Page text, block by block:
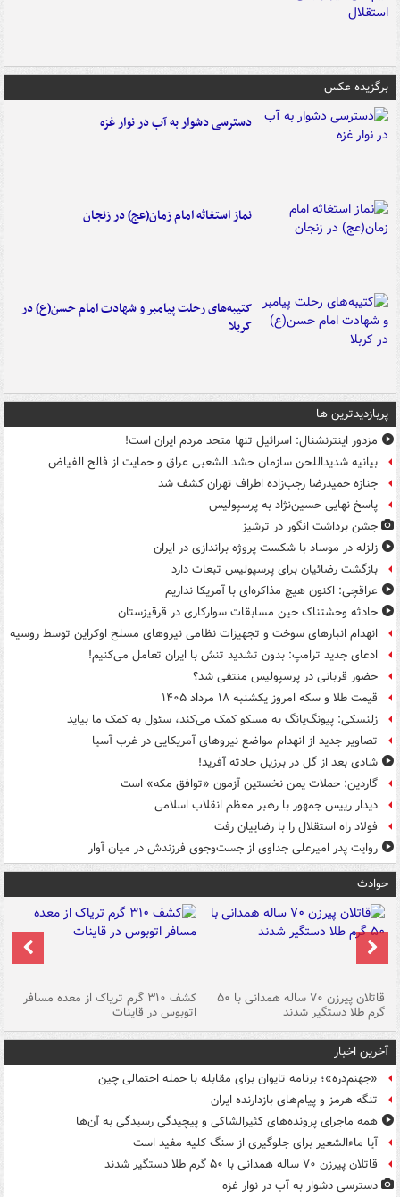
برگزیده عکس
دسترسی دشوار به آب در نوار غزه
نماز استغاثه امام زمان(عج) در زنجان
کتیبه‌های رحلت پیامبر و شهادت امام حسن(ع) در
کربلا
پربازدیدترین ها
مزدور اینترنشنال: اسرائیل تنها متحد مردم ایران است!
بیانیه شدیداللحن سازمان حشد الشعبی عراق و حمایت از فالح الفیاض
جنازه حمیدرضا رجب‌زاده اطراف تهران کشف شد
پاسخ نهایی حسین‌نژاد به پرسپولیس
جشن برداشت انگور در ترشیز
زلزله در موساد با شکست پروژه براندازی در ایران
بازگشت رضائیان برای پرسپولیس تبعات دارد
عراقچی: اکنون هیچ مذاکره‌ای با آمریکا نداریم
حادثه وحشتناک حین مسابقات سوارکاری در قرقیزستان
انهدام انبارهای سوخت و تجهیزات نظامی نیروهای مسلح اوکراین توسط روسیه
ادعای جدید ترامپ: بدون تشدید تنش با ایران تعامل می‌کنیم!
حضور قربانی در پرسپولیس منتفی شد؟
قیمت طلا و سکه امروز یکشنبه ۱۸ مرداد ۱۴۰۵
زلنسکی: پیونگ‌یانگ به مسکو کمک می‌کند، سئول به کمک ما بیاید
تصاویر جدید از انهدام مواضع نیروهای آمریکایی در غرب آسیا
شادی بعد از گل در برزیل حادثه آفرید!
گاردین: حملات یمن نخستین آزمون «توافق مکه» است
دیدار رییس جمهور با رهبر معظم انقلاب اسلامی
فولاد راه استقلال را با رضاییان رفت
روایت پدر امیرعلی جداوی از جست‌وجوی فرزندش در میان آوار
حوادث
قاتلان پیرزن ۷۰ ساله همدانی با ۵۰
گرم طلا دستگیر شدند
کشف ۳۱۰ گرم تریاک از معده مسافر
اتوبوس در قاینات
آخرین اخبار
«جهنم‌دره»؛ برنامه تایوان برای مقابله با حمله احتمالی چین
تنگه هرمز و پیام‌های بازدارنده ایران
همه ماجرای پرونده‌های کثیرالشاکی و پیچیدگی رسیدگی به آن‌ها
آیا ماءالشعیر برای جلوگیری از سنگ کلیه مفید است
قاتلان پیرزن ۷۰ ساله همدانی با ۵۰ گرم طلا دستگیر شدند
دسترسی دشوار به آب در نوار غزه